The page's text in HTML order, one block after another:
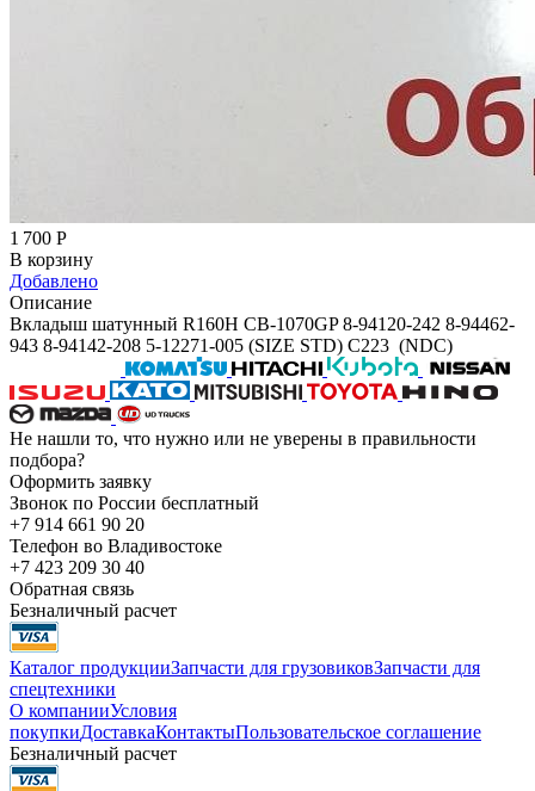
1 700 Р
В корзину
Добавлено
Описание
Вкладыш шатунный R160H CB-1070GP 8-94120-242 8-94462-
943 8-94142-208 5-12271-005 (SIZE STD) C223 (NDC)
Не нашли то, что нужно или не уверены в правильности
подбора?
Оформить заявку
Звонок по России бесплатный
+7 914 661 90 20
Телефон во Владивостоке
+7 423 209 30 40
Обратная связь
Безналичный расчет
Каталог продукцииЗапчасти для грузовиковЗапчасти для
спецтехники
О компанииУсловия
покупкиДоставкаКонтактыПользовательское соглашение
Безналичный расчет